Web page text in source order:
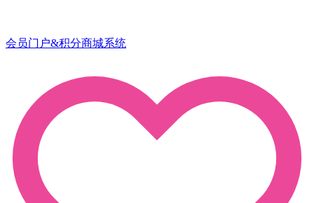
会员门户&积分商城系统